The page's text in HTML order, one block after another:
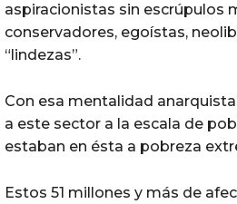
aspiracionistas sin escrúpulos
conservadores, egoístas,
“lindezas”.
Con esa mentalidad
a este sector a la escala de
estaban en ésta a pobreza
Estos 51 millones y más de